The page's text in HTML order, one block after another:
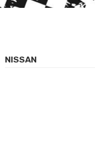
NISSAN